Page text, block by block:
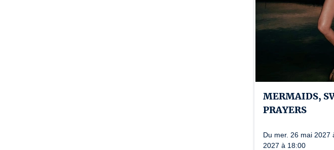
MERMAIDS,
PRAYERS
Du mer. 26 mai 2027
2027 à 18:00